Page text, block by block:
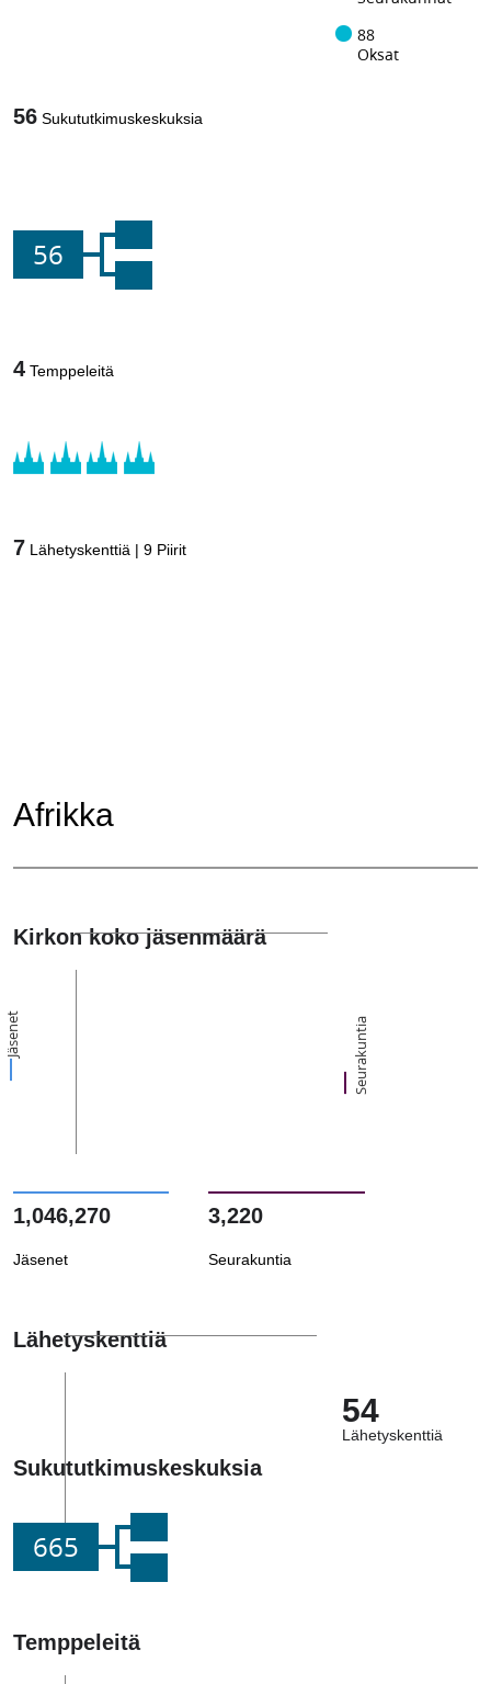
88
Oksat
56 Sukututkimuskeskuksia
56
4 Temppeleitä
7 Lähetyskenttiä | 9 Piirit
Afrikka
Kirkon koko jäsenmäärä
Jäsenet Seurakuntia
1,046,270
Jäsenet
3,220
Seurakuntia
Lähetyskenttiä
54
Lähetyskenttiä
Sukututkimuskeskuksia
665
Temppeleitä